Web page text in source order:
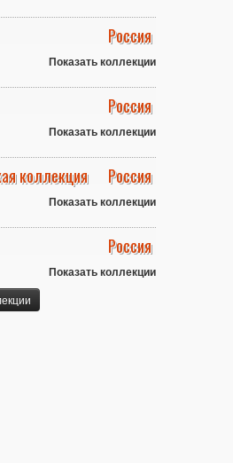
Россия
Показать коллекции
Россия
Показать коллекции
коллекция Россия
Показать коллекции
Россия
Показать коллекции